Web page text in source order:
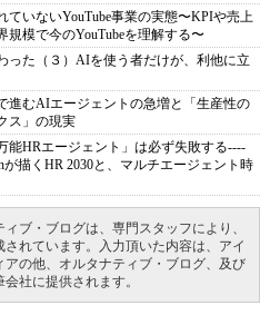
ていないYouTube事業の実態〜KPIや売上
規模で今のYouTubeを理解する〜
った（３）AIを使う者だけが、利他に立
進むAIエージェントの急増と「生産性の
ス」の現実
能HRエージェント」は必ず失敗する----
が描くHR 2030と、マルチエージェント時
ィブ・ブログは、専門スタッフにより、
されています。入力頂いた内容は、アイ
アの他、オルタナティブ・ブログ、及び
社に提供されます。